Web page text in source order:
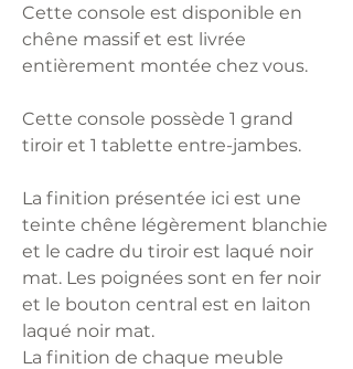
Cette console est disponible en
chêne massif et est livrée
entièrement montée chez vous.
Cette console possède 1 grand
tiroir et 1 tablette entre-jambes.
La finition présentée ici est une
teinte chêne légèrement blanchie
et le cadre du tiroir est laqué noir
mat. Les poignées sont en fer noir
et le bouton central est en laiton
laqué noir mat.
La finition de chaque meuble